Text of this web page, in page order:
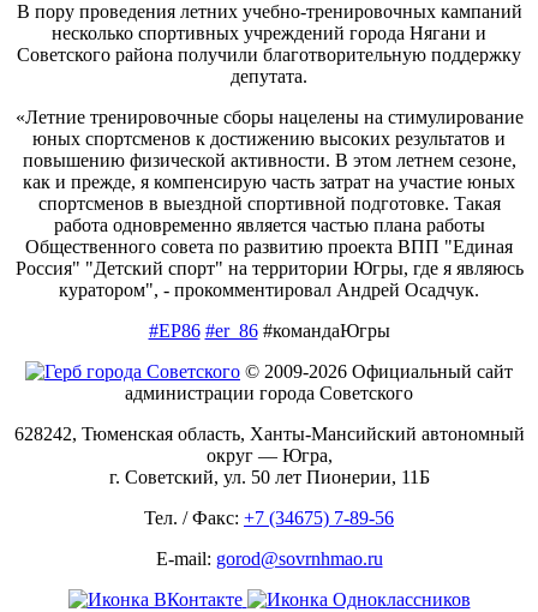
В пору проведения летних учебно-тренировочных кампаний
несколько спортивных учреждений города Нягани и
Советского района получили благотворительную поддержку
депутата.
«Летние тренировочные сборы нацелены на стимулирование
юных спортсменов к достижению высоких результатов и
повышению физической активности. В этом летнем сезоне,
как и прежде, я компенсирую часть затрат на участие юных
спортсменов в выездной спортивной подготовке. Такая
работа одновременно является частью плана работы
Общественного совета по развитию проекта ВПП "Единая
Россия" "Детский спорт" на территории Югры, где я являюсь
куратором", - прокомментировал Андрей Осадчук.
#ЕР86 #er_86#командаЮгры
© 2009-2026 Официальный сайт
администрации города Советского
628242, Тюменская область, Ханты-Мансийский автономный
округ — Югра,
г. Советский, ул. 50 лет Пионерии, 11Б
Тел. / Факс: +7 (34675) 7-89-56
E-mail: gorod@sovrnhmao.ru